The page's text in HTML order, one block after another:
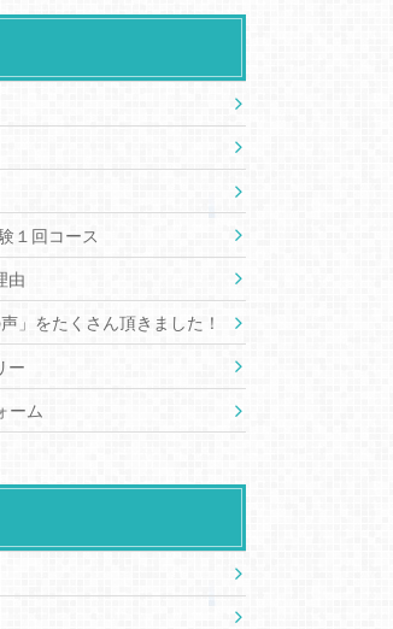
１回コース
由
」をたくさん頂きました！
ー
ーム